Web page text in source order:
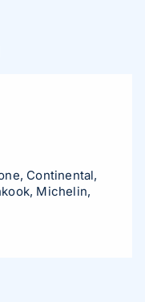
Continental,
Michelin,